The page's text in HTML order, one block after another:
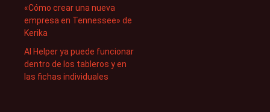
«Cómo crear una nueva
empresa en Tennessee» de
Kerika
AI Helper ya puede funcionar
dentro de los tableros y en
las fichas individuales